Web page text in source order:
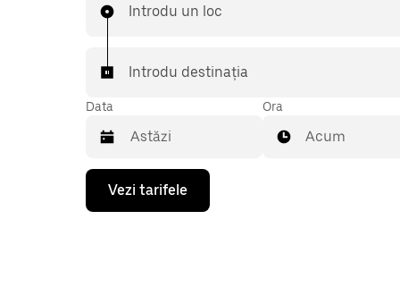
Introdu un loc
Introdu destinația
Data
Pentru
deschide
Ora
Acum
Vezi tarifele